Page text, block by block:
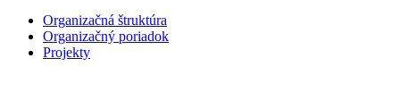
Organizačná štruktúra
Organizačný poriadok
Projekty